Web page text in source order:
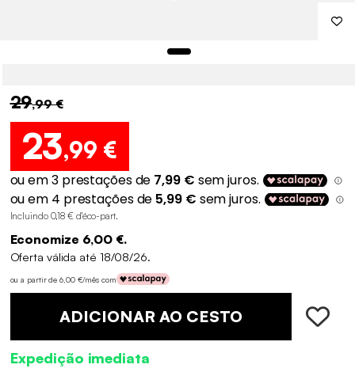
29,99 €
23,99 €
Incluindo 0,18 € d'éco-part.
Economize 6,00 €.
Oferta válida até 18/08/26.
ou a partir de 6,00 €/mês com
ADICIONAR AO CESTO
Expedição imediata